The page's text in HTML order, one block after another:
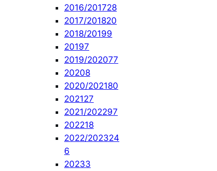
2016/201728
2017/201820
2018/20199
20197
2019/202077
20208
2020/202180
202127
2021/202297
202218
2022/202324
6
20233